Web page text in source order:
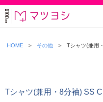
HOME その他 Tシャツ(兼用
Tシャツ(兼用・8分袖) SS